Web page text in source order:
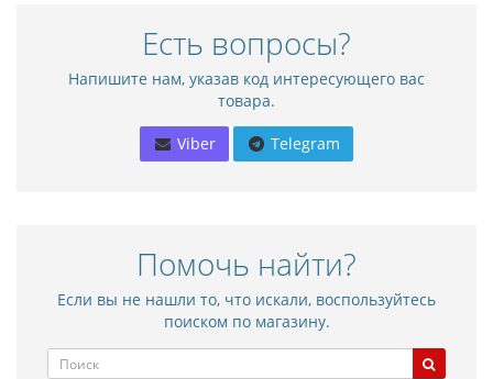
Есть вопросы?
Напишите нам, указав код интересующего вас
товара.
Viber Telegram
Помочь найти?
Если вы не нашли то, что искали, воспользуйтесь
поиском по магазину.